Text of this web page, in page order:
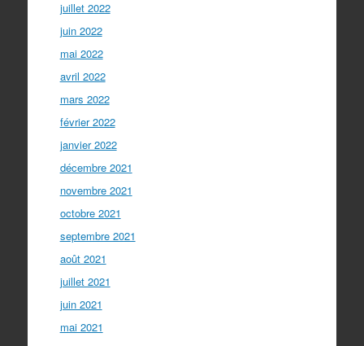
juillet 2022
juin 2022
mai 2022
avril 2022
mars 2022
février 2022
janvier 2022
décembre 2021
novembre 2021
octobre 2021
septembre 2021
août 2021
juillet 2021
juin 2021
mai 2021